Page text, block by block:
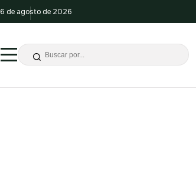
6 de agosto de 2026